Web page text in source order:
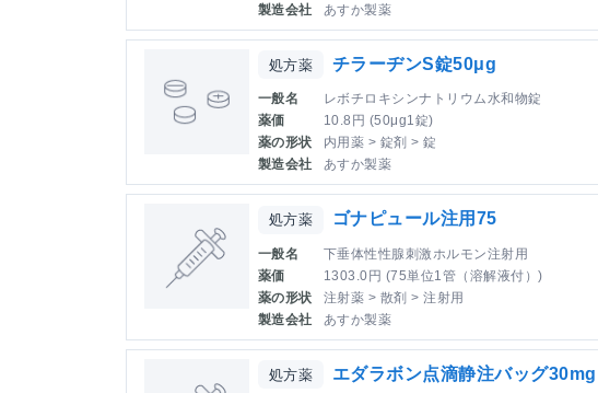
製造会社
あすか製薬
処方薬 チラーヂンS錠50μg
一般名
レボチロキシンナトリウム水和物錠
薬価
10.8円 (50μg1錠)
薬の形状
内用薬 > 錠剤 > 錠
製造会社
あすか製薬
処方薬 ゴナピュール注用75
一般名
下垂体性性腺刺激ホルモン注射用
薬価
1303.0円 (75単位1管（溶解液付）)
薬の形状
注射薬 > 散剤 > 注射用
製造会社
あすか製薬
処方薬 エダラボン点滴静注バッグ